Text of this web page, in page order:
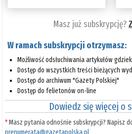
Masz już subskrypcję?
W ramach subskrypcji otrzymasz:
Możliwość odsłuchiwania artykułów
Dostęp do wszystkich treści bieżących
Dostęp do archiwum "Gazety Polskiej"
Dostęp do felietonów on-line
Dowiedz się więcej o
*Masz pytania odnośnie subskrypcji? Napisz
prenumerata@gazetapolska.pl